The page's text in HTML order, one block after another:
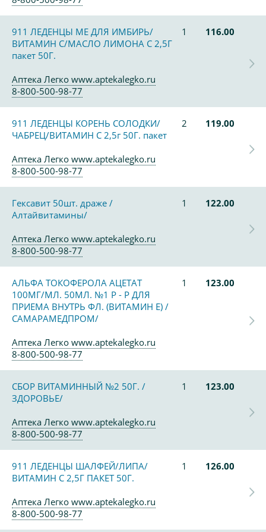
911 ЛЕДЕНЦЫ МЕ ДЛЯ ИМБИРЬ/
ВИТАМИН С/МАСЛО ЛИМОНА С 2,5Г
пакет 50Г.
1 116.00
Аптека Легко www.aptekalegko.ru
8-800-500-98-77
911 ЛЕДЕНЦЫ КОРЕНЬ СОЛОДКИ/
ЧАБРЕЦ/ВИТАМИН С 2,5г 50Г. пакет
2 119.00
Аптека Легко www.aptekalegko.ru
8-800-500-98-77
Гексавит 50шт. драже /
Алтайвитамины/
1 122.00
Аптека Легко www.aptekalegko.ru
8-800-500-98-77
АЛЬФА ТОКОФЕРОЛА АЦЕТАТ
100МГ/МЛ. 50МЛ. №1 Р - Р ДЛЯ
ПРИЕМА ВНУТРЬ ФЛ. (ВИТАМИН Е) /
САМАРАМЕДПРОМ/
1 123.00
Аптека Легко www.aptekalegko.ru
8-800-500-98-77
СБОР ВИТАМИННЫЙ №2 50Г. /
ЗДОРОВЬЕ/
1 123.00
Аптека Легко www.aptekalegko.ru
8-800-500-98-77
911 ЛЕДЕНЦЫ ШАЛФЕЙ/ЛИПА/
ВИТАМИН С 2,5Г ПАКЕТ 50Г.
1 126.00
Аптека Легко www.aptekalegko.ru
8-800-500-98-77